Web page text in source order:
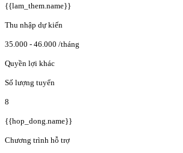
{{lam_them.name}}
Thu nhập dự kiến
35.000 - 46.000 /tháng
Quyền lợi khác
Số lượng tuyển
8
{{hop_dong.name}}
Chương trình hỗ trợ